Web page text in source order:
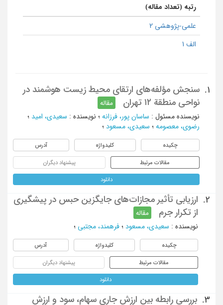
رتبه (تعداد مقاله)
علمی-پژوهشی 2
الف 1
1.
سنجش مؤلفه‌های ارتقای محیط‌ زیست هوشمند در
نواحی منطقة ۱۲ تهران
مقاله
نویسنده مسئول : ساسان پور، فرزانه ؛ نویسنده : سعیدی، امید ؛
رضوی، معصومه ؛ سعیدی، مسعود ؛
چکیده کلیدواژه آدرس
مقالات مرتبط پیشنهاد دیگران
دانلود
2.
ارزیابی تأثیر مجازات‌های جایگزین حبس در پیشگیری
از تکرار جرم
مقاله
نویسنده : سعیدی، مسعود ؛ فرهمند، مجتبی ؛
چکیده کلیدواژه آدرس
مقالات مرتبط پیشنهاد دیگران
دانلود
3.
بررسی رابطه بین ارزش جاری سهام، سود و ارزش